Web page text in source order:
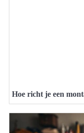
Hoe richt je een